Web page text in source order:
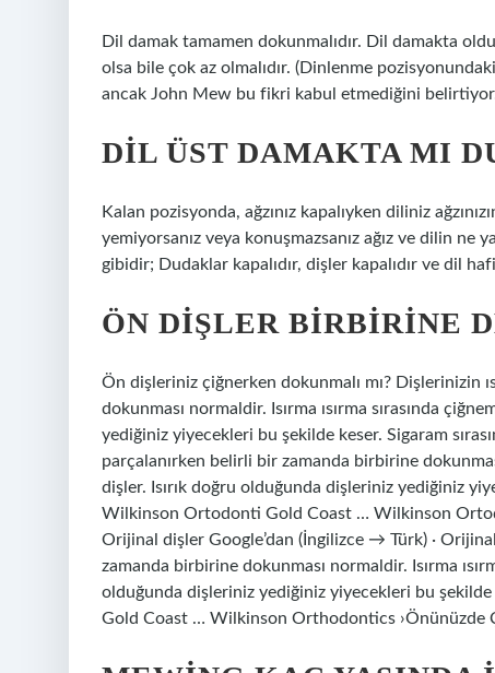
Dil damak tamamen dokunmalıdır. Dil damakta
olsa bile çok az olmalıdır. (Dinlenme
ancak John Mew bu fikri kabul etmediğini
DIL ÜST DAMAKTA MI
Kalan pozisyonda, ağzınız kapalıyken diliniz
yemiyorsanız veya konuşmazsanız ağız ve dilin ne
gibidir; Dudaklar kapalıdır, dişler kapalıdır ve dil
ÖN DIŞLER BIRBIRINE
Ön dişleriniz çiğnerken dokunmalı mı? Dişlerinizin
dokunması normaldir. Isırma ısırma sırasında
yediğiniz yiyecekleri bu şekilde keser. Sigaram
parçalanırken belirli bir zamanda birbirine
dişler. Isırık doğru olduğunda dişleriniz yediğiniz
Wilkinson Ortodonti Gold Coast … Wilkinson
Orijinal dişler Google’dan (İngilizce → Türk) ·
zamanda birbirine dokunması normaldir. Isırma
olduğunda dişleriniz yediğiniz yiyecekleri bu
Gold Coast … Wilkinson Orthodontics ›Önünüzde